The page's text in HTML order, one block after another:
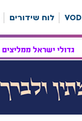
VOD לוח שידורים
גדולי ישראל ממליצים